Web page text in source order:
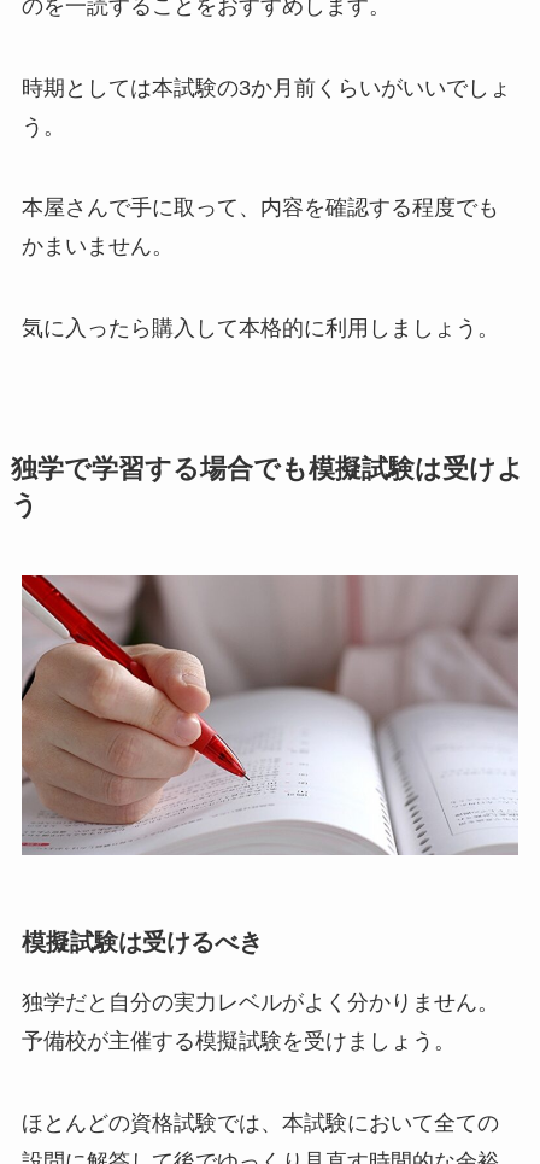
のを一読することをおすすめします。
時期としては本試験の3か月前くらいがいいでしょ
う。
本屋さんで手に取って、内容を確認する程度でも
かまいません。
気に入ったら購入して本格的に利用しましょう。
独学で学習する場合でも模擬試験は受けよ
う
模擬試験は受けるべき
独学だと自分の実力レベルがよく分かりません。
予備校が主催する模擬試験を受けましょう。
ほとんどの資格試験では、本試験において全ての